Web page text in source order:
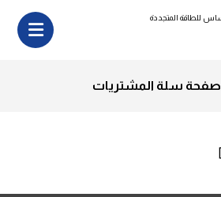
صفحة سلة المشتريات